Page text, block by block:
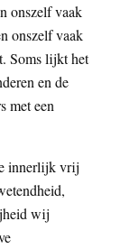
onszelf vaak
onszelf vaak
Soms lijkt het
en de
met een
innerlijk vrij
wij